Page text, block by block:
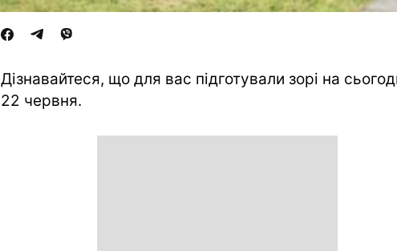
Дізнавайтеся, що для вас підготували зорі на
22 червня.